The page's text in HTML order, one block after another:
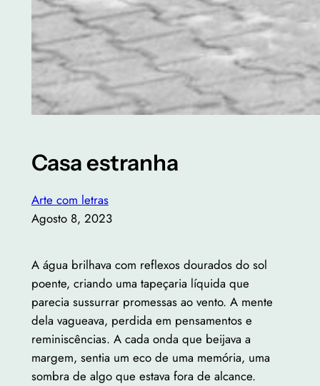
Casa estranha
Arte com letras
Agosto 8, 2023
A água brilhava com reflexos dourados do sol
poente, criando uma tapeçaria líquida que
parecia sussurrar promessas ao vento. A mente
dela vagueava, perdida em pensamentos e
reminiscências. A cada onda que beijava a
margem, sentia um eco de uma memória, uma
sombra de algo que estava fora de alcance.